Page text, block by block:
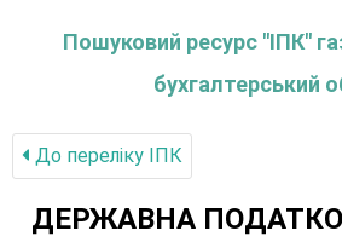
Пошуковий ресурс "ІПК"
бухгалтерський
До переліку IПК
ДЕРЖАВНА